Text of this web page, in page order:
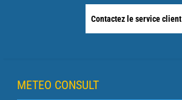
Contactez le service client
METEO CONSULT